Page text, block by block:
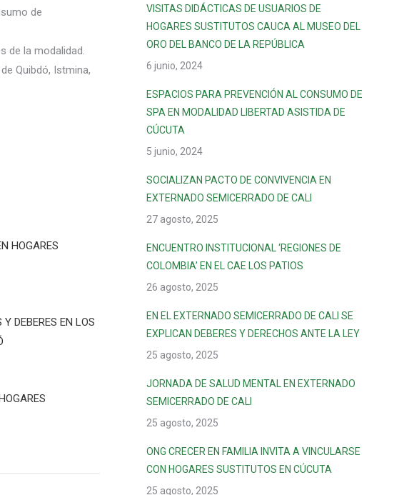
de
de la modalidad.
Quibdó, Istmina,
HOGARES
DEBERES EN LOS
VISITAS DIDÁCTICAS DE USUARIOS DE
HOGARES SUSTITUTOS CAUCA AL MUSEO DEL
ORO DEL BANCO DE LA REPÚBLICA
6 junio, 2024
ESPACIOS PARA PREVENCIÓN AL CONSUMO DE
SPA EN MODALIDAD LIBERTAD ASISTIDA DE
CÚCUTA
5 junio, 2024
SOCIALIZAN PACTO DE CONVIVENCIA EN
EXTERNADO SEMICERRADO DE CALI
27 agosto, 2025
ENCUENTRO INSTITUCIONAL ‘REGIONES DE
COLOMBIA’ EN EL CAE LOS PATIOS
26 agosto, 2025
EN EL EXTERNADO SEMICERRADO DE CALI SE
EXPLICAN DEBERES Y DERECHOS ANTE LA LEY
25 agosto, 2025
JORNADA DE SALUD MENTAL EN EXTERNADO
SEMICERRADO DE CALI
25 agosto, 2025
ONG CRECER EN FAMILIA INVITA A VINCULARSE
CON HOGARES SUSTITUTOS EN CÚCUTA
25 agosto, 2025